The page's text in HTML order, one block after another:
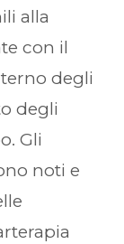
alla
con il
degli
degli
Gli
noti e